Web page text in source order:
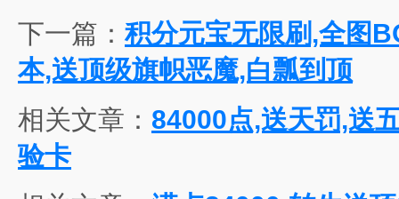
下一篇： 积分元宝无限刷,全图
本,送顶级旗帜恶魔,白瓢到顶
相关文章： 84000点,送天罚,送
验卡